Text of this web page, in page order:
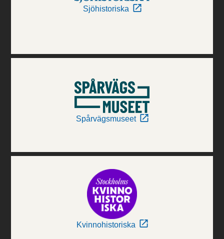
Sjöhistoriska
Spårvägsmuseet
Kvinnohistoriska